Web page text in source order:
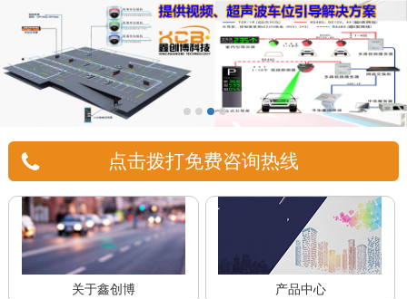
点击拨打免费咨询热线
关于鑫创博 产品中心